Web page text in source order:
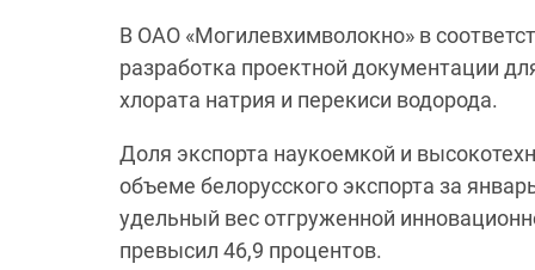
В ОАО «Могилевхимволокно» в
разработка проектной документации
хлората натрия и перекиси водорода.
Доля экспорта наукоемкой и
объеме белорусского экспорта за
удельный вес отгруженной
превысил 46,9 процентов.